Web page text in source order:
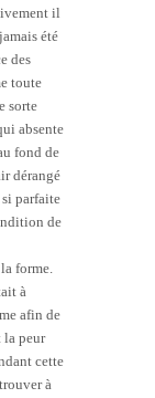
il
été
des
toute
sorte
absente
fond de
dérangé
parfaite
de
forme.
à
afin de
la peur
cette
à